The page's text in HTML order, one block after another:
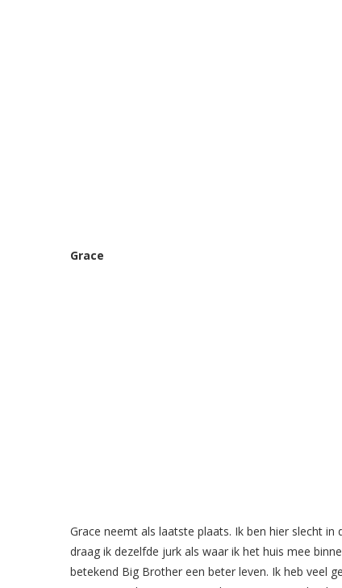
Grace
Grace neemt als laatste plaats. Ik ben hier slecht
draag ik dezelfde jurk als waar ik het huis mee
betekend Big Brother een beter leven. Ik heb veel